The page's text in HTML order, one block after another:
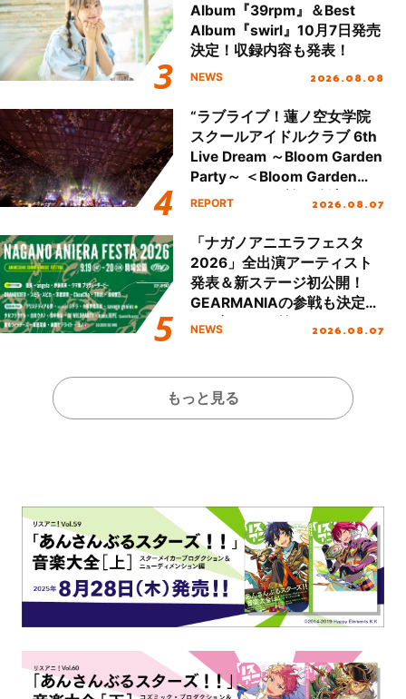
Album『39rpm』＆Best
Album『swirl』10月7日発売
決定！収録内容も発表！
NEWS 2026.08.08
“ラブライブ！蓮ノ空女学院
スクールアイドルクラブ 6th
Live Dream ～Bloom Garden
Party～ ＜Bloom Garden
Party Stage／埼玉公演＞”
REPORT 2026.08.07
「ナガノアニエラフェスタ
2026」全出演アーティスト
発表＆新ステージ初公開！
GEARMANIAの参戦も決定
し、初となる第3ステージの
NEWS 2026.08.07
もっと見る